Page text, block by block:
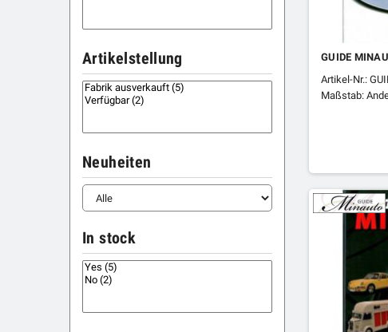
Artikelstellung
Neuheiten
In stock
GUIDE
Artikel-Nr.:
Maßstab: